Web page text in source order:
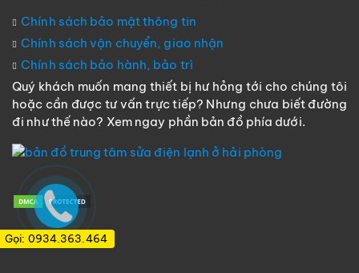
Chính sách bảo mật thông tin
Chính sách vận chuyển, giao nhận
Chính sách bảo hành, bảo trì
Quý khách muốn mang thiết bị hư hỏng tới cho chúng tôi
hoặc cần được tư vấn trực tiếp? Nhưng chưa biết đường
đi như thế nào? Xem ngay phần bản đồ phía dưới.
Gọi: 0934.363.464